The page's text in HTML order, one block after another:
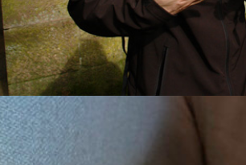
Man könnte es als Schnellschuss